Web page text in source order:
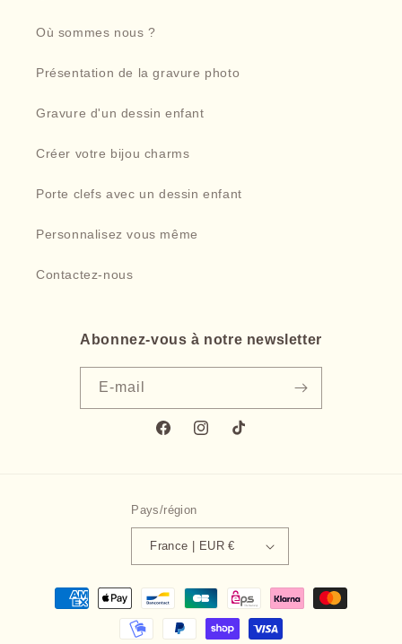
Où sommes nous ?
Présentation de la gravure photo
Gravure d'un dessin enfant
Créer votre bijou charms
Porte clefs avec un dessin enfant
Personnalisez vous même
Contactez-nous
Abonnez-vous à notre newsletter
E-mail
FacebookInstagramTikTok
Pays/région
France | EUR €
Moyens